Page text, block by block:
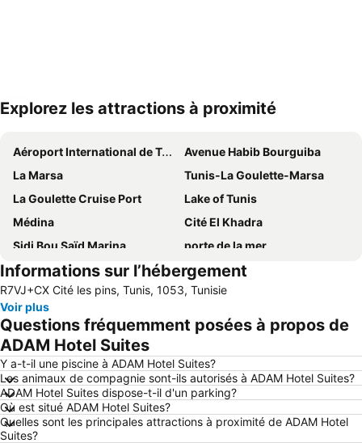
Explorez les attractions à proximité
Aéroport International de Tunis-Carthage
Avenue Habib Bourguiba
La Marsa
Tunis-La Goulette-Marsa
La Goulette Cruise Port
Lake of Tunis
Médina
Cité El Khadra
Sidi Bou Saïd Marina
porte de la mer
Bab Bhar
Carthage amphitheatre
Lafayette
Bardo National Museum
Mutuelleville
Lake of Tunis
Village de Sidi Bou Saïd
Place de la Kasbah
Habib Thameur Park
Cathédrale de Tunis
Routière de Tunis Sud Bab Alioua
Carthage Roman Theatre
Jazz à Carthage
La Grande Mosquée
Informations sur l’hébergement
R7VJ+CX Cité les pins, Tunis, 1053, Tunisie
Voir plus
Questions fréquemment posées à propos de
ADAM Hotel Suites
Y a-t-il une piscine à ADAM Hotel Suites?
Les animaux de compagnie sont-ils autorisés à ADAM Hotel Suites?
ADAM Hotel Suites dispose-t-il d'un parking?
Où est situé ADAM Hotel Suites?
Quelles sont les principales attractions à proximité de ADAM Hotel
Suites?